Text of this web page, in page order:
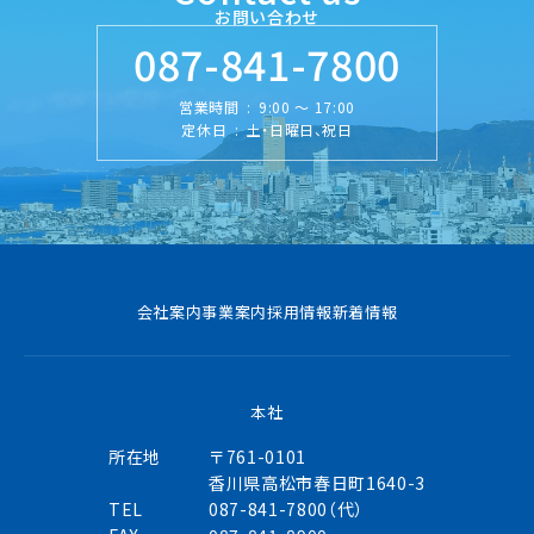
お問い合わせ
087-841-7800
営業時間 : 9:00 ～ 17:00
定休日 : 土・日曜日、祝日
会社案内事業案内採用情報新着情報
本社
所在地
〒761-0101
香川県高松市春日町1640-3
TEL
087-841-7800（代）